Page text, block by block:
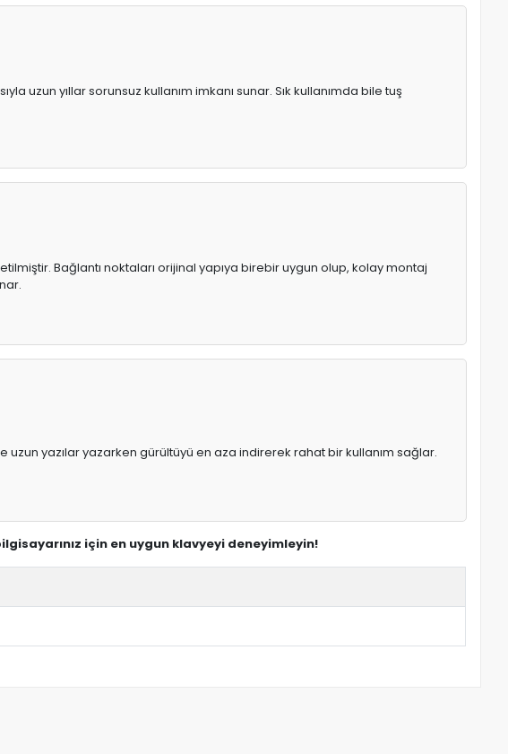
uzun yıllar sorunsuz kullanım imkanı sunar. Sık kullanımda bile tuş
Bağlantı noktaları orijinal yapıya birebir uygun olup, kolay montaj
uzun yazılar yazarken gürültüyü en aza indirerek rahat bir kullanım sağlar.
için en uygun klavyeyi deneyimleyin!